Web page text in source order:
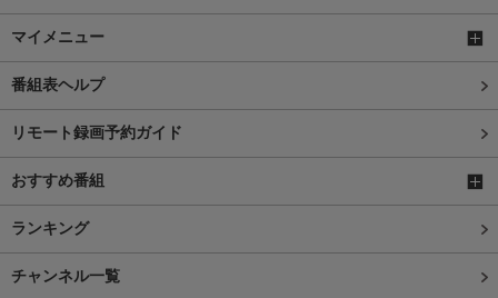
マイメニュー
番組表ヘルプ
リモート録画予約ガイド
おすすめ番組
ランキング
チャンネル一覧